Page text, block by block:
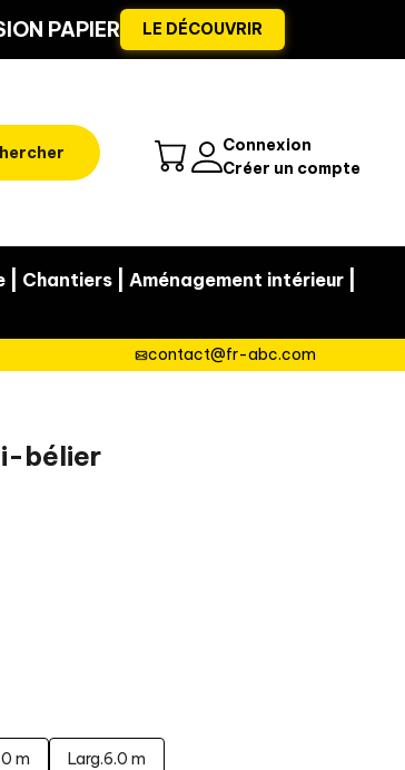
PAPIER LE DÉCOUVRIR
Connexion
Créer un compte
Chantiers Aménagement intérieur
contact@fr-abc.com
bélier
m Larg.6.0 m